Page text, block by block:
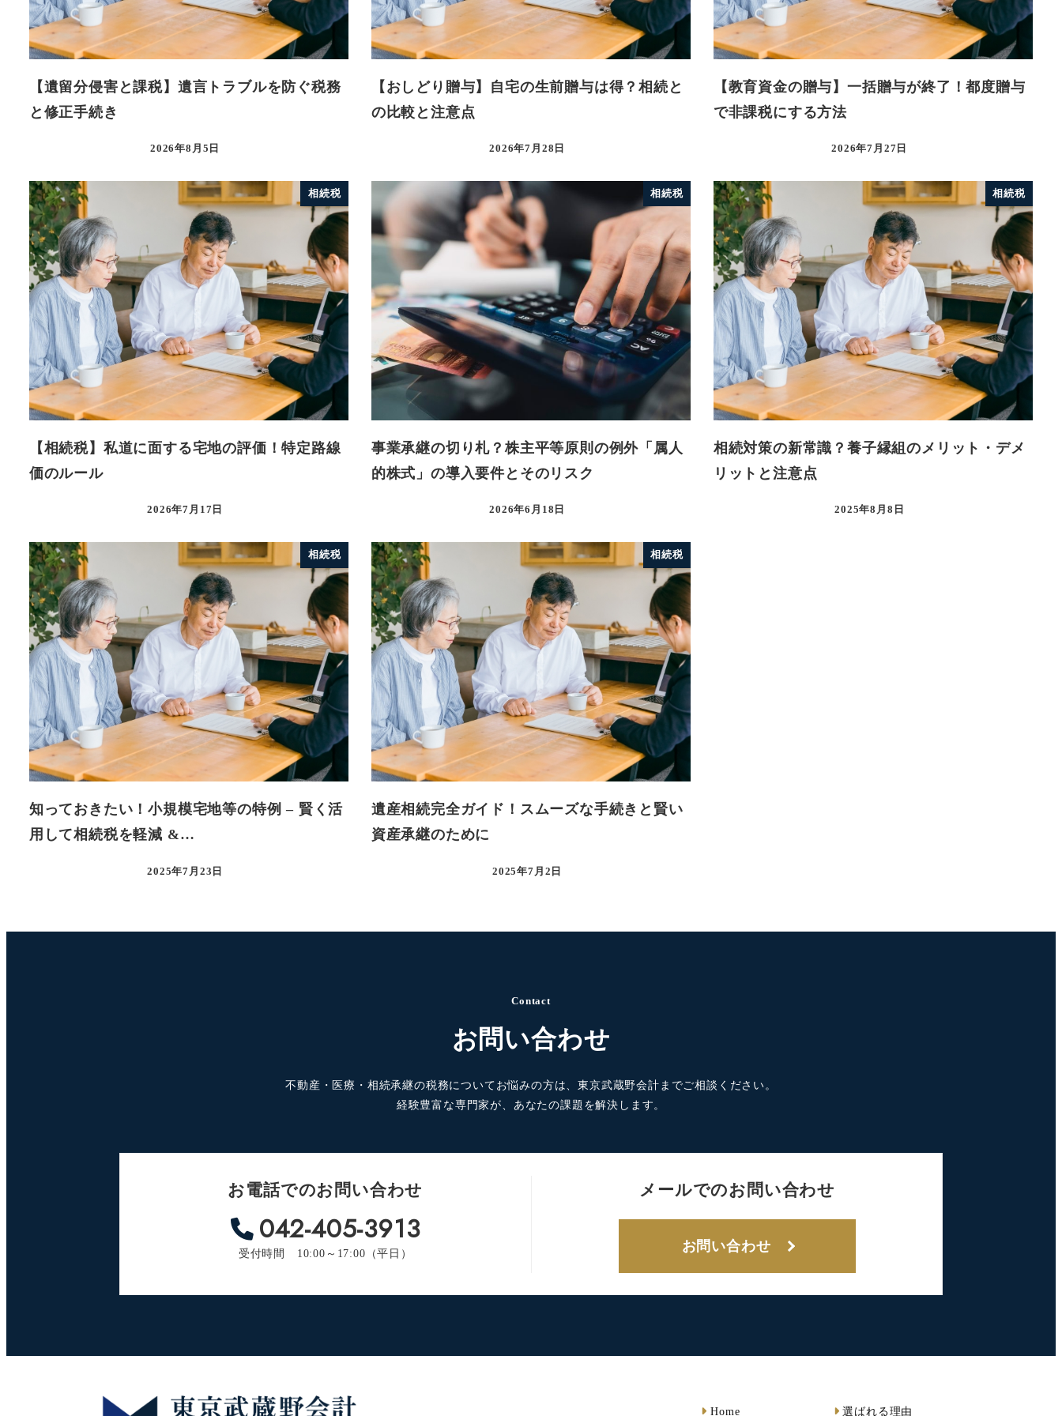
【遺留分侵害と課税】遺言トラブルを防ぐ税務
と修正手続き
2026年8月5日
【おしどり贈与】自宅の生前贈与は得？相続と
の比較と注意点
2026年7月28日
【教育資金の贈与】一括贈与が終了！都度贈与
で非課税にする方法
2026年7月27日
相続税
【相続税】私道に面する宅地の評価！特定路線
価のルール
2026年7月17日
相続税
事業承継の切り札？株主平等原則の例外「属人
的株式」の導入要件とそのリスク
2026年6月18日
相続税
相続対策の新常識？養子縁組のメリット・デメ
リットと注意点
2025年8月8日
相続税
知っておきたい！小規模宅地等の特例 – 賢く活
用して相続税を軽減 &…
2025年7月23日
相続税
遺産相続完全ガイド！スムーズな手続きと賢い
資産承継のために
2025年7月2日
Contact
お問い合わせ
不動産・医療・相続承継の税務についてお悩みの方は、東京武蔵野会計までご相談ください。
経験豊富な専門家が、あなたの課題を解決します。
お電話でのお問い合わせ
042-405-3913
受付時間 10:00～17:00（平日）
メールでのお問い合わせ
お問い合わせ
Home 選ばれる理由